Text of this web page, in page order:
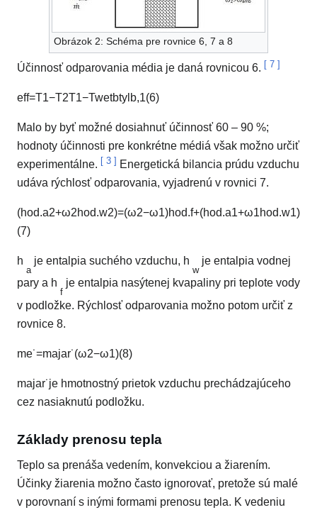
Obrázok 2: Schéma pre rovnice 6, 7 a 8
Účinnosť odparovania média je daná rovnicou 6. [ 7 ]
eff=T1−T2T1−Twetbty b,1(6)
Malo by byť možné dosiahnuť účinnosť 60 – 90 %;
hodnoty účinnosti pre konkrétne médiá však možno určiť
experimentálne. [ 3 ] Energetická bilancia prúdu vzduchu
udáva rýchlosť odparovania, vyjadrenú v rovnici 7.
(hod.a2+ω2hod.w2)=(ω2−ω1)hod.f+(hod.a1+ω1hod.w1)
(7)
h
a
je entalpia suchého vzduchu, h
w
je entalpia vodnej
pary a h
f
je entalpia nasýtenej kvapaliny pri teplote vody
v podložke. Rýchlosť odparovania možno potom určiť z
rovnice 8.
me˙=majar˙(ω2−ω1)(8)
majar˙je hmotnostný prietok vzduchu prechádzajúceho
cez nasiaknutú podložku.
Základy prenosu tepla
Teplo sa prenáša vedením, konvekciou a žiarením.
Účinky žiarenia možno často ignorovať, pretože sú malé
v porovnaní s inými formami prenosu tepla. K vedeniu